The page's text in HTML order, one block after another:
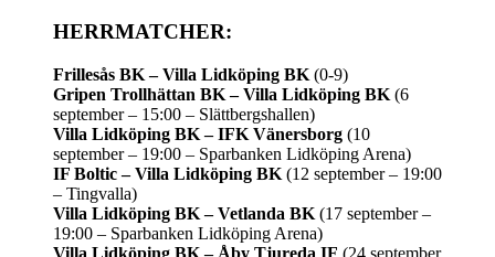
HERRMATCHER:
Frillesås BK – Villa Lidköping BK (0-9)
Gripen Trollhättan BK – Villa Lidköping BK (6
september – 15:00 – Slättbergshallen)
Villa Lidköping BK – IFK Vänersborg (10
september – 19:00 – Sparbanken Lidköping Arena)
IF Boltic – Villa Lidköping BK (12 september – 19:00
– Tingvalla)
Villa Lidköping BK – Vetlanda BK (17 september –
19:00 – Sparbanken Lidköping Arena)
Villa Lidköping BK – Åby Tjureda IF (24 september